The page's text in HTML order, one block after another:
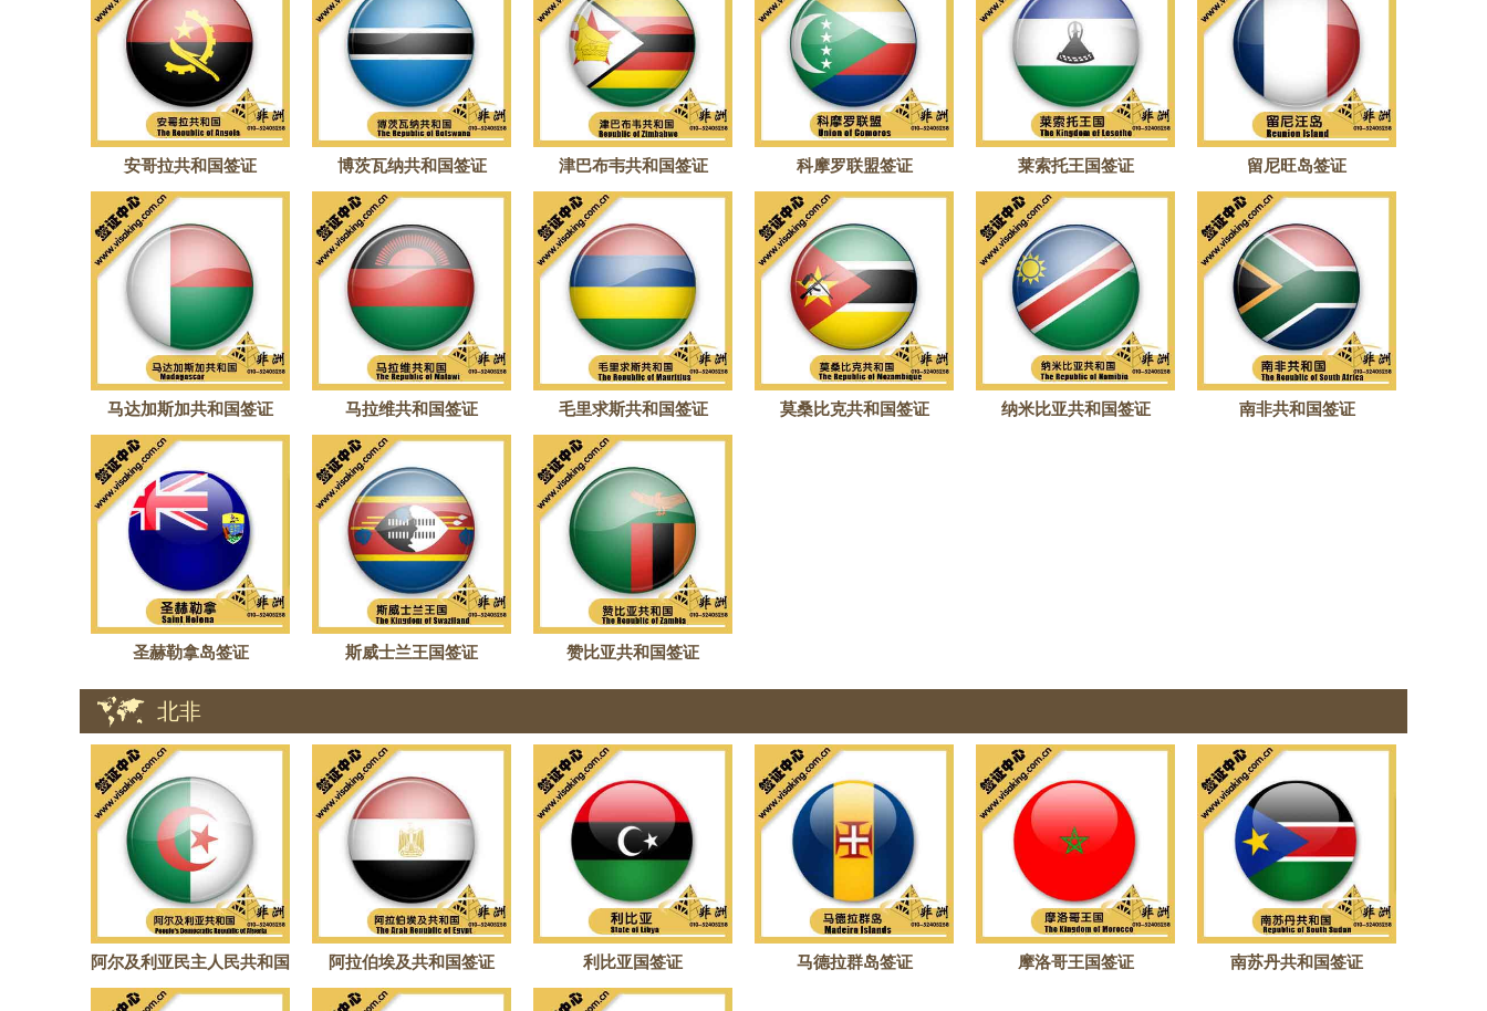
安哥拉共和国签证 博茨瓦纳共和国签证 津巴布韦共和国签证 科摩罗联盟签证 莱索托王国签证 留尼旺岛签证
马达加斯加共和国签证 马拉维共和国签证 毛里求斯共和国签证 莫桑比克共和国签证 纳米比亚共和国签证 南非共和国签证
圣赫勒拿岛签证 斯威士兰王国签证 赞比亚共和国签证
北非
阿尔及利亚民主人民共和国
签证
阿拉伯埃及共和国签证 利比亚国签证 马德拉群岛签证 摩洛哥王国签证 南苏丹共和国签证